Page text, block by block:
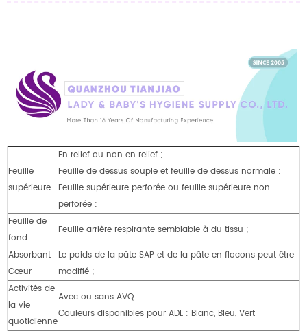
Feuille
supérieure
En relief ou non en relief ;
Feuille de dessus souple et feuille de dessus normale ;
Feuille supérieure perforée ou feuille supérieure non
perforée ;
Feuille de
fond
Feuille arrière respirante semblable à du tissu ;
Absorbant
Cœur
Le poids de la pâte SAP et de la pâte en flocons peut être
modifié ;
Activités de
la vie
quotidienne
Avec ou sans AVQ
Couleurs disponibles pour ADL : Blanc, Bleu, Vert